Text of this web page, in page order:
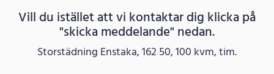
Vill du istället att vi kontaktar dig klicka på
"skicka meddelande" nedan.
Storstädning Enstaka, 162 50, 100 kvm, tim.